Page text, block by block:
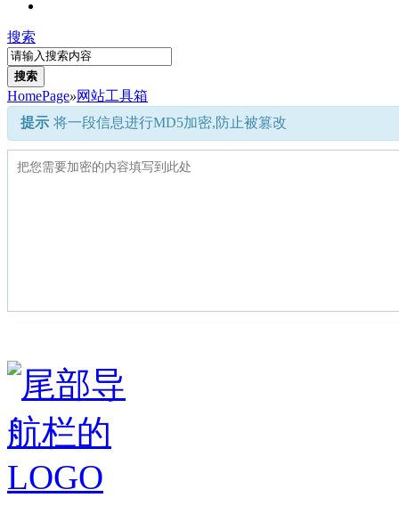
搜索
搜索
HomePage»网站工具箱
提示 将一段信息进行MD5加密,防止被篡改